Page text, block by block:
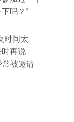
吗？‌‌”
时间太
时再说
常被邀请